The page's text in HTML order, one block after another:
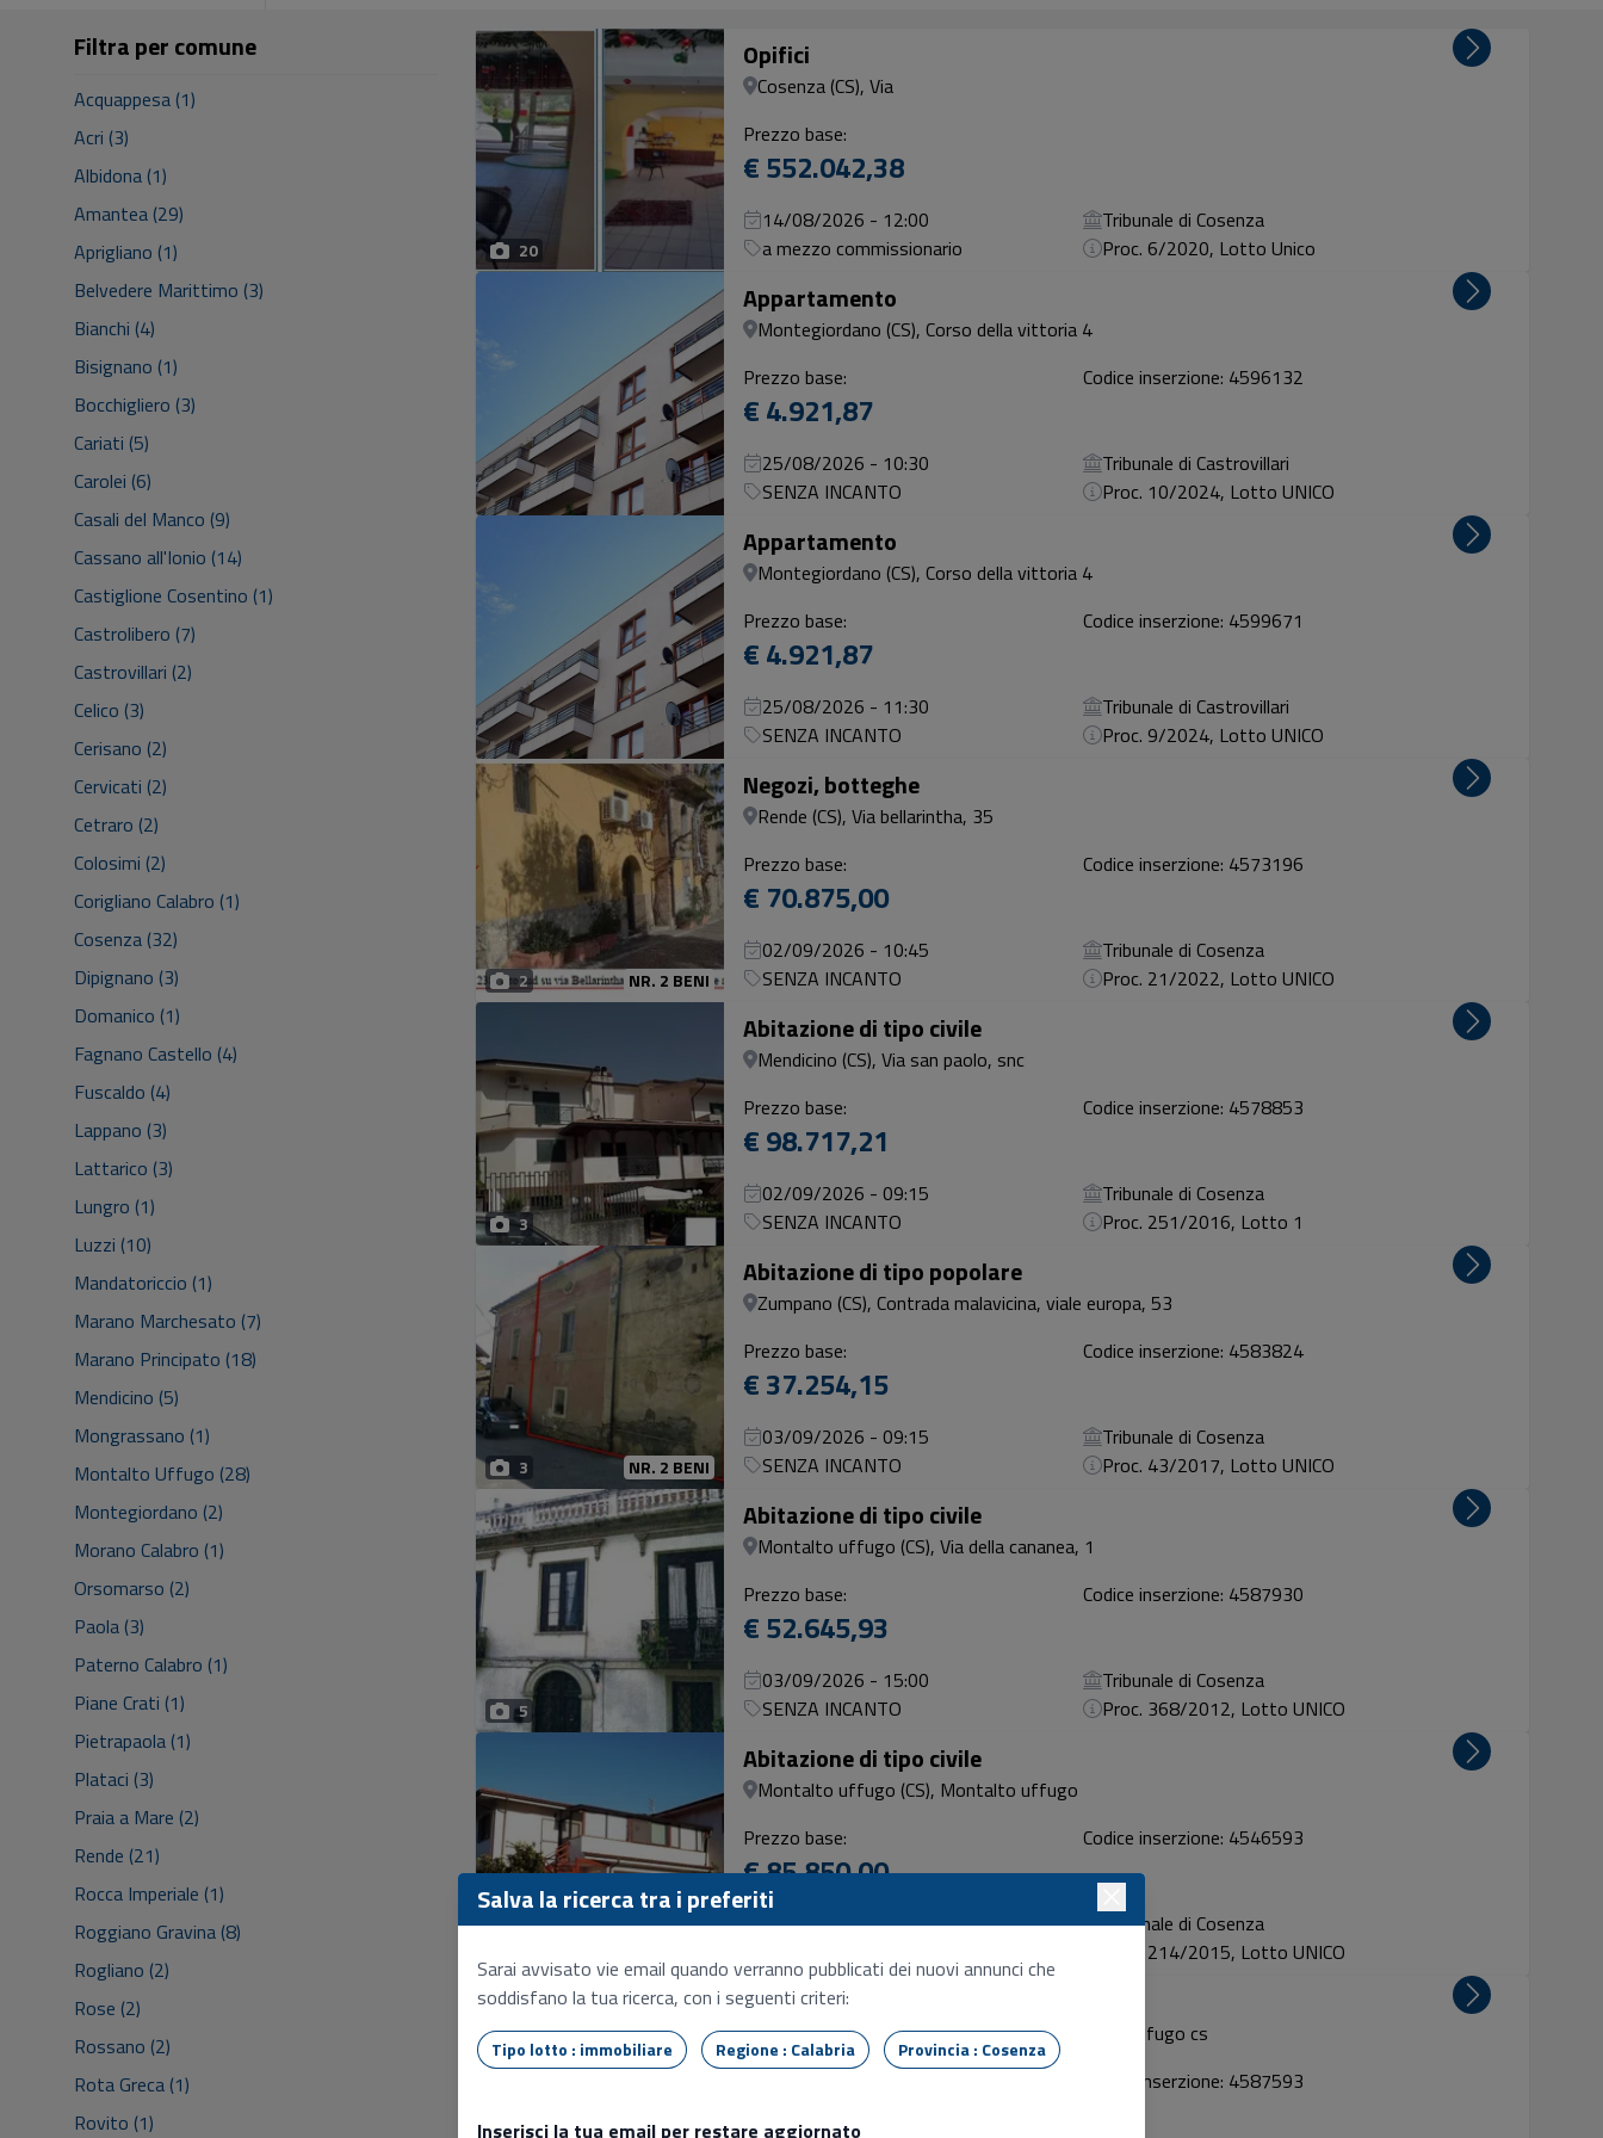
Filtra per comune
Acquappesa (1)
Acri (3)
Albidona (1)
Amantea (29)
Aprigliano (1)
Belvedere Marittimo (3)
Bianchi (4)
Bisignano (1)
Bocchigliero (3)
Cariati (5)
Carolei (6)
Casali del Manco (9)
Cassano all'Ionio (14)
Castiglione Cosentino (1)
Castrolibero (7)
Castrovillari (2)
Celico (3)
Cerisano (2)
Cervicati (2)
Cetraro (2)
Colosimi (2)
Corigliano Calabro (1)
Cosenza (32)
Dipignano (3)
Domanico (1)
Fagnano Castello (4)
Fuscaldo (4)
Lappano (3)
Lattarico (3)
Lungro (1)
Luzzi (10)
Mandatoriccio (1)
Marano Marchesato (7)
Marano Principato (18)
Mendicino (5)
Mongrassano (1)
Montalto Uffugo (28)
Montegiordano (2)
Morano Calabro (1)
Orsomarso (2)
Paola (3)
Paterno Calabro (1)
Piane Crati (1)
Pietrapaola (1)
Plataci (3)
Praia a Mare (2)
Rende (21)
Rocca Imperiale (1)
Roggiano Gravina (8)
Rogliano (2)
Rose (2)
Rossano (2)
Rota Greca (1)
Rovito (1)
20
Opifici
Cosenza (CS), Via
Prezzo base:
€ 552.042,38
14/08/2026 - 12:00
Tribunale di Cosenza
a mezzo commissionario
Proc. 6/2020, Lotto Unico
Appartamento
Montegiordano (CS), Corso della vittoria 4
Prezzo base:
€ 4.921,87
Codice inserzione: 4596132
25/08/2026 - 10:30
Tribunale di Castrovillari
SENZA INCANTO
Proc. 10/2024, Lotto UNICO
Appartamento
Montegiordano (CS), Corso della vittoria 4
Prezzo base:
€ 4.921,87
Codice inserzione: 4599671
25/08/2026 - 11:30
Tribunale di Castrovillari
SENZA INCANTO
Proc. 9/2024, Lotto UNICO
2 NR. 2 BENI
Negozi, botteghe
Rende (CS), Via bellarintha, 35
Prezzo base:
€ 70.875,00
Codice inserzione: 4573196
02/09/2026 - 10:45
Tribunale di Cosenza
SENZA INCANTO
Proc. 21/2022, Lotto UNICO
3
Abitazione di tipo civile
Mendicino (CS), Via san paolo, snc
Prezzo base:
€ 98.717,21
Codice inserzione: 4578853
02/09/2026 - 09:15
Tribunale di Cosenza
SENZA INCANTO
Proc. 251/2016, Lotto 1
3 NR. 2 BENI
Abitazione di tipo popolare
Zumpano (CS), Contrada malavicina, viale europa, 53
Prezzo base:
€ 37.254,15
Codice inserzione: 4583824
03/09/2026 - 09:15
Tribunale di Cosenza
SENZA INCANTO
Proc. 43/2017, Lotto UNICO
5
Abitazione di tipo civile
Montalto uffugo (CS), Via della cananea, 1
Prezzo base:
€ 52.645,93
Codice inserzione: 4587930
03/09/2026 - 15:00
Tribunale di Cosenza
SENZA INCANTO
Proc. 368/2012, Lotto UNICO
Abitazione di tipo civile
Montalto uffugo (CS), Montalto uffugo
Prezzo base:
€ 85.850,00
Codice inserzione: 4546593
04/09/2026 - 09:15
Tribunale di Cosenza
Proc. 214/2015, Lotto UNICO
Abitazione di tipo civile
Montalto uffugo (CS), Via annea 26 montalto uffugo cs
€ 55.987,20
Codice inserzione: 4587593
Salva la ricerca tra i preferiti
Sarai avvisato vie email quando verranno pubblicati dei nuovi annunci che
soddisfano la tua ricerca, con i seguenti criteri:
Tipo lotto : immobiliare Regione : Calabria Provincia : Cosenza
Inserisci la tua email per restare aggiornato